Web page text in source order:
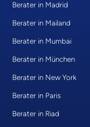
Berater in Madrid
Berater in Mailand
Berater in Mumbai
Berater in München
Berater in New York
Berater in Paris
Berater in Riad